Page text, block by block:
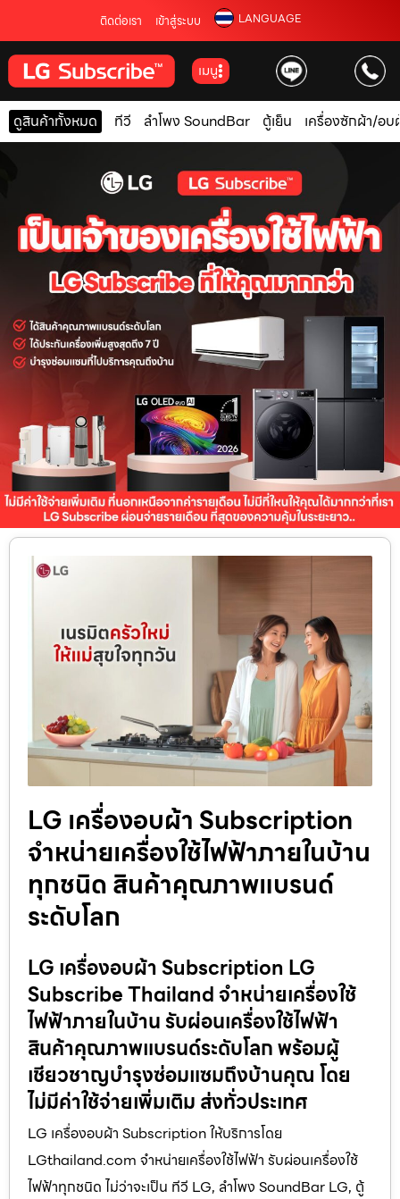
ติดต่อเรา เข้าสู่ระบบ LANGUAGE
เมนู
ดูสินค้าทั้งหมด ทีวี ลำโพง SoundBar ตู้เย็น เครื่องซักผ้า/อบ
LG เครื่องอบผ้า Subscription
จำหน่ายเครื่องใช้ไฟฟ้าภายในบ้าน
ทุกชนิด สินค้าคุณภาพแบรนด์
ระดับโลก
LG เครื่องอบผ้า Subscription LG
Subscribe Thailand จำหน่ายเครื่องใช้
ไฟฟ้าภายในบ้าน รับผ่อนเครื่องใช้ไฟฟ้า
สินค้าคุณภาพแบรนด์ระดับโลก พร้อมผู้
เชียวชาญบำรุงซ่อมแซมถึงบ้านคุณ โดย
ไม่มีค่าใช้จ่ายเพิ่มเติม ส่งทั่วประเทศ
LG เครื่องอบผ้า Subscription ให้บริการโดย
LGthailand.com จำหน่ายเครื่องใช้ไฟฟ้า รับผ่อนเครื่องใช้
ไฟฟ้าทุกชนิด ไม่ว่าจะเป็น ทีวี LG, ลำโพง SoundBar LG, ตู้